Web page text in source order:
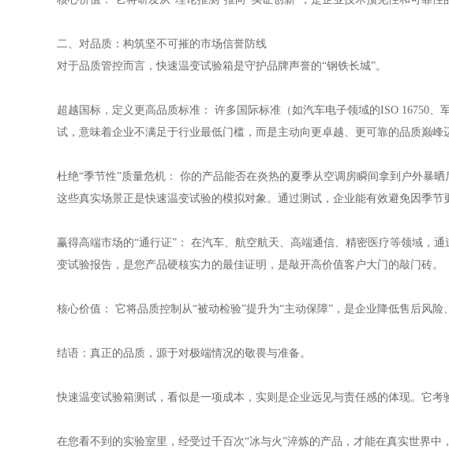
二、对品质：构筑坚不可摧的市场信誉防线
对于品质管控而言，快速温变试验箱是守护品牌声誉的“钢铁长城”。
超越国标，定义更高品质标准： 许多国际标准（如汽车电子领域的ISO 16750、
试，意味着企业不满足于行业最低门槛，而是主动向更卓越、更可靠的品质巅峰
杜绝“季节性”质量危机： 你的产品能否在炎热的夏季从空调房瞬间拿到户外暴
这些真实场景正是快速温变试验的模拟对象。通过测试，企业能有效避免因季
赢得高端市场的“通行证”： 在汽车、航空航天、高端通信、精密医疗等领域，
变试验报告，是您产品硬核实力的最佳证明，是敲开高价值客户大门的敲门砖。
核心价值： 它将品质控制从“被动检验”提升为“主动保障”，是企业降低售后风险
结语：真正的品质，源于对极端情况的敬畏与准备。
快速温变试验箱测试，看似是一项成本，实则是企业远见与责任感的体现。它
在您看不到的实验室里，经受过千百次“冰与火”淬炼的产品，才能在真实世界